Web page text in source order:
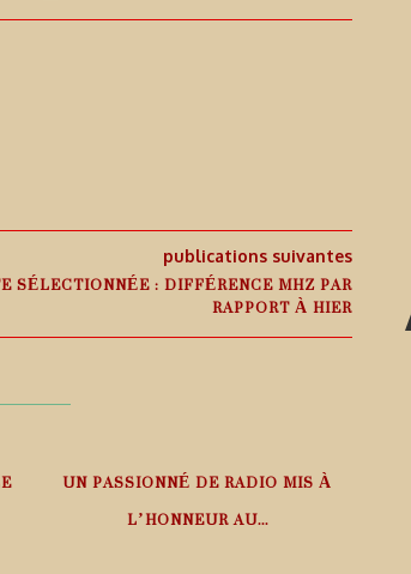
publications suivantes
SÉLECTIONNÉE : DIFFÉRENCE MHZ PAR
RAPPORT À HIER
UN PASSIONNÉ DE RADIO MIS À
L’HONNEUR AU...